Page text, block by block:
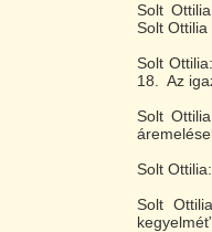
Solt
Solt Ottilia
Solt
18. Az
Solt
Solt
Solt